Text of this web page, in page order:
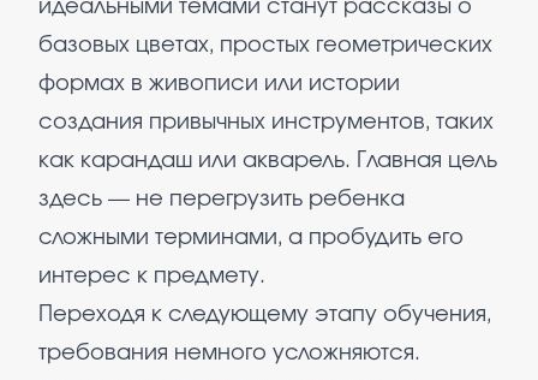
идеальными темами станут рассказы о
базовых цветах, простых геометрических
формах в живописи или истории
создания привычных инструментов, таких
как карандаш или акварель. Главная цель
здесь — не перегрузить ребенка
сложными терминами, а пробудить его
интерес к предмету.
Переходя к следующему этапу обучения,
требования немного усложняются.